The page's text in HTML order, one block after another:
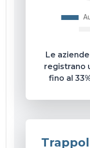
Le
registrano
fino al